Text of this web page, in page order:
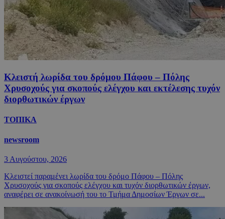
Κλειστή λωρίδα του δρόμου Πάφου – Πόλης
Χρυσοχούς για σκοπούς ελέγχου και εκτέλεσης τυχόν
διορθωτικών έργων
ΤΟΠΙΚΑ
newsroom
3 Αυγούστου, 2026
Κλειστεί παραμένει λωρίδα του δρόμο Πάφου – Πόλης
Χρυσοχούς για σκοπούς ελέγχου και τυχόν διορθωτικών έργων,
αναφέρει σε ανακοίνωσή του το Τμήμα Δημοσίων Έργων σε...